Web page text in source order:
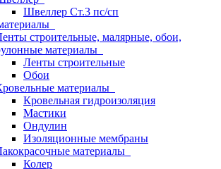
Швеллер Ст.3 пс/сп
строительные, малярные, обои,
материалы
Ленты строительные
Обои
материалы
Кровельная гидроизоляция
Мастики
Ондулин
Изоляционные мембраны
материалы
Колер